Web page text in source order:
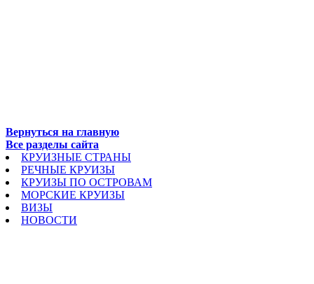
Вернуться на главную
Все разделы сайта
КРУИЗНЫЕ СТРАНЫ
РЕЧНЫЕ КРУИЗЫ
КРУИЗЫ ПО ОСТРОВАМ
МОРСКИЕ КРУИЗЫ
ВИЗЫ
НОВОСТИ